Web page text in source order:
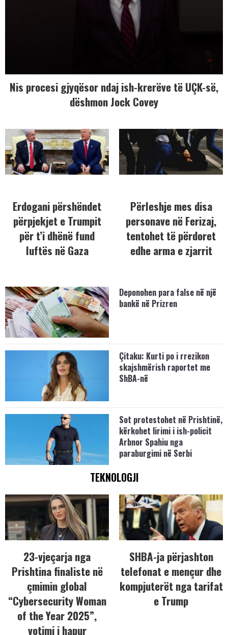
Nis procesi gjyqësor ndaj ish-krerëve të UÇK-së,
dëshmon Jock Covey
Erdogani përshëndet
përpjekjet e Trumpit
për t’i dhënë fund
luftës në Gaza
Përleshje mes disa
personave në Ferizaj,
tentohet të përdoret
edhe arma e zjarrit
Deponohen para false në një
bankë në Prizren
Çitaku: Kurti po i rrezikon
skajshmërish raportet me
ShBA-në
Sot protestohet në Prishtinë,
kërkohet lirimi i ish-policit
Arbnor Spahiu nga
paraburgimi në Serbi
TEKNOLOGJI
23-vjeçarja nga
Prishtina finaliste në
çmimin global
“Cybersecurity Woman
of the Year 2025”,
votimi i hapur
SHBA-ja përjashton
telefonat e mençur dhe
kompjuterët nga tarifat
e Trump